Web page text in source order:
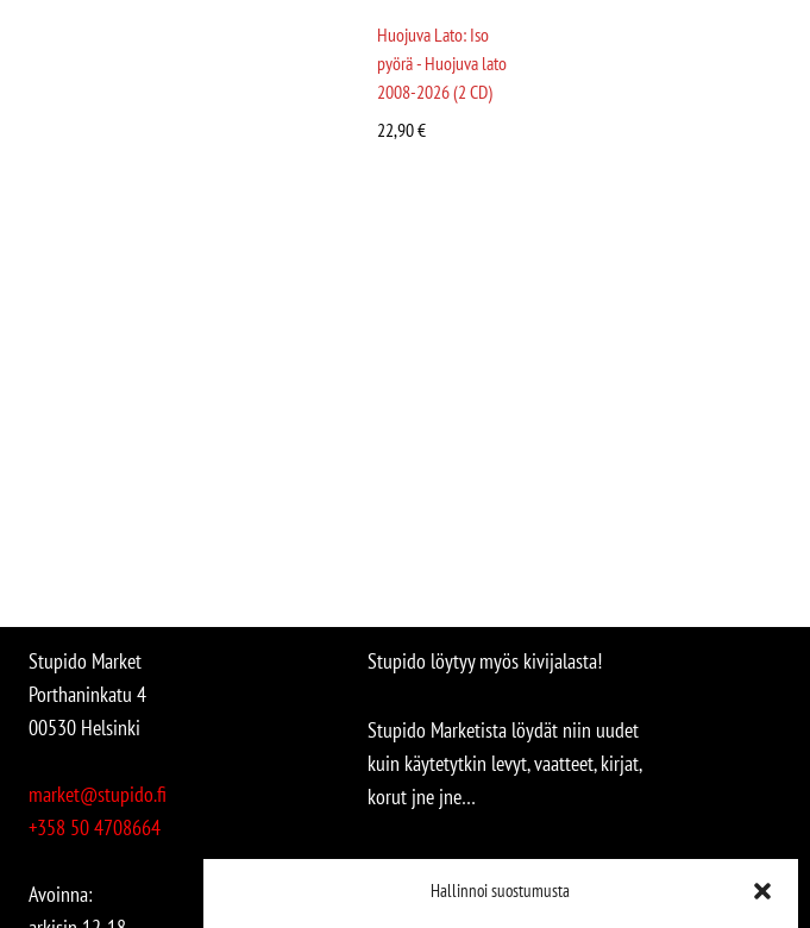
Hallinnoi suostumusta
Huojuva Lato: Iso
pyörä - Huojuva lato
2008-2026 (2 CD)
22,90€
Stupido Market
Porthaninkatu 4
00530 Helsinki
market@stupido.fi
+358 50 4708664
Avoinna:
Stupido löytyy myös kivijalasta!
Stupido Marketista löydät niin uudet
kuin käytetytkin levyt, vaatteet, kirjat,
korut jne jne…